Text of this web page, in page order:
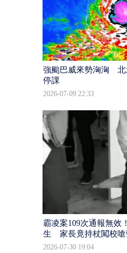
強颱巴威來勢洶洶 北
停課
2026-07-09 22:33
霸凌案109次通報無效
生 家長竟持杖闖校嗆
2026-07-30 19:04